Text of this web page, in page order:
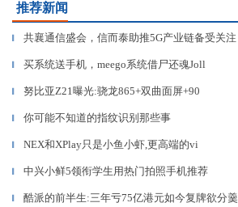
推荐新闻
▎ 共襄通信盛会，信而泰助推5G产业链备受关注
▎ 买系统送手机，meego系统借尸还魂Joll
▎ 努比亚Z21曝光:骁龙865+双曲面屏+90
▎ 你可能不知道的指纹识别那些事
▎ NEX和XPlay只是小鱼小虾,更高端的vi
▎ 中兴小鲜5领衔学生用热门拍照手机推荐
▎ 酷派的前半生:三年亏75亿港元如今复牌欲分羹